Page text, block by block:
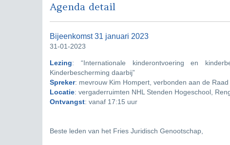
Agenda detail
Bijeenkomst 31 januari 2023
31-01-2023
Lezing: “Internationale kinderontvoering en
Kinderbescherming daarbij”
Spreker: mevrouw Kim Hompert, verbonden aan de
Locatie: vergaderruimten NHL Stenden Hogeschool,
Ontvangst: vanaf 17:15 uur
Beste leden van het Fries Juridisch Genootschap,